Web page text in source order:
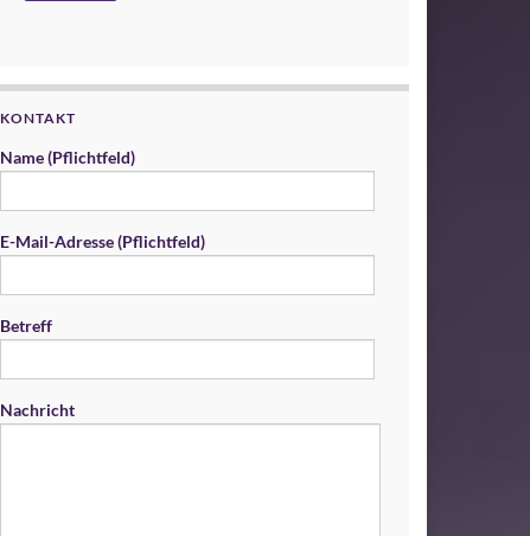
KONTAKT
Name (Pflichtfeld)
E-Mail-Adresse (Pflichtfeld)
Betreff
Nachricht